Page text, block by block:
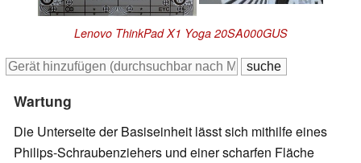
Lenovo ThinkPad X1 Yoga 20SA000GUS
Wartung
Die Unterseite der Basiseinheit lässt sich mithilfe eines
Philips-Schraubenziehers und einer scharfen Fläche